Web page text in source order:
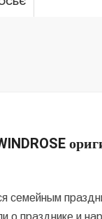
семейным
о празднике и